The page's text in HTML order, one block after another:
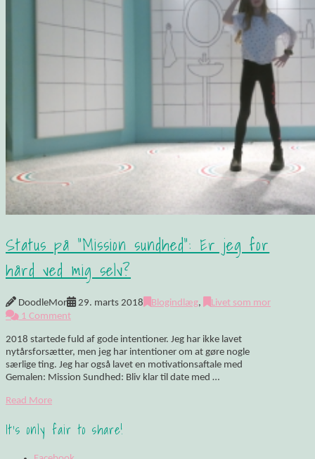
Status på “Mission sundhed”: Er jeg for
hård ved mig selv?
DoodleMor 29. marts 2018 Blogindlæg,
Livet som mor
1 Comment
2018 startede fuld af gode intentioner. Jeg har ikke lavet
nytårsforsætter, men jeg har intentioner om at gøre nogle
særlige ting. Jeg har også lavet en motivationsaftale med
Gemalen: Mission Sundhed: Bliv klar til date med …
Read More
It's only fair to share!